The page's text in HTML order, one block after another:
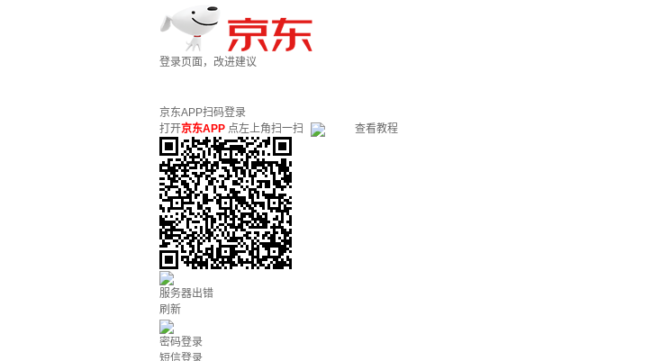
登录页面，改进建议
京东APP扫码登录
打开京东APP 点左上角扫一扫 查看教程
服务器出错
刷新
密码登录
短信登录